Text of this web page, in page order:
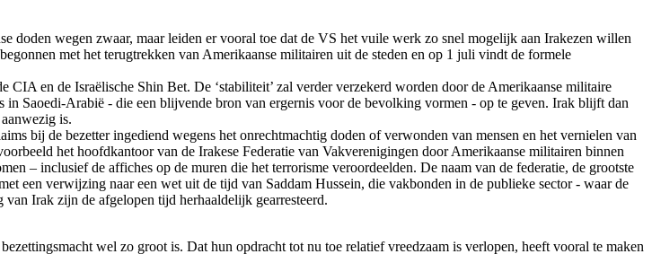
wegen zwaar, maar leiden er vooral toe dat de VS het vuile werk zo snel mogelijk aan Irakezen willen
met het terugtrekken van Amerikaanse militairen uit de steden en op 1 juli vindt de formele
en de Israëlische Shin Bet. De ‘stabiliteit’ zal verder verzekerd worden door de Amerikaanse militaire
Saoedi-Arabië - die een blijvende bron van ergernis voor de bevolking vormen - op te geven. Irak blijft dan
is.
bij de bezetter ingediend wegens het onrechtmachtig doden of verwonden van mensen en het vernielen van
het hoofdkantoor van de Irakese Federatie van Vakverenigingen door Amerikaanse militairen binnen
– inclusief de affiches op de muren die het terrorisme veroordeelden. De naam van de federatie, de grootste
een verwijzing naar een wet uit de tijd van Saddam Hussein, die vakbonden in de publieke sector - waar de
Irak zijn de afgelopen tijd herhaaldelijk gearresteerd.
wel zo groot is. Dat hun opdracht tot nu toe relatief vreedzaam is verlopen, heeft vooral te maken